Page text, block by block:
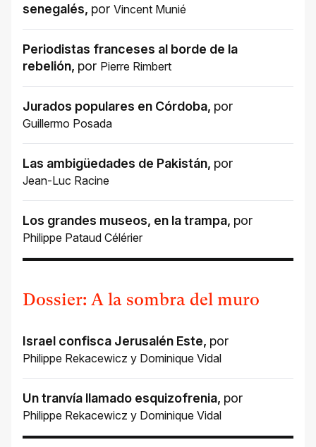
senegalés, por Vincent Munié
Periodistas franceses al borde de la
rebelión, por Pierre Rimbert
Jurados populares en Córdoba, por
Guillermo Posada
Las ambigüedades de Pakistán, por
Jean-Luc Racine
Los grandes museos, en la trampa, por
Philippe Pataud Célérier
Dossier: A la sombra del muro
Israel confisca Jerusalén Este, por
Philippe Rekacewicz y Dominique Vidal
Un tranvía llamado esquizofrenia, por
Philippe Rekacewicz y Dominique Vidal